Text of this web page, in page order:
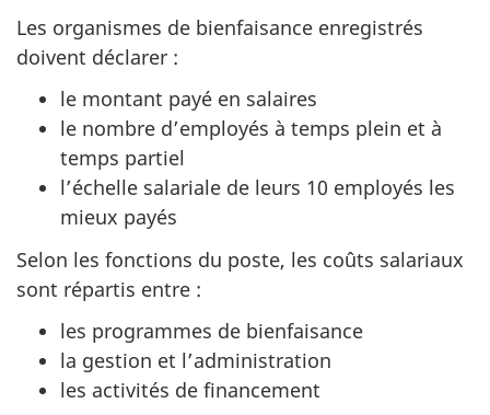
Les organismes de bienfaisance enregistrés
doivent déclarer :
le montant payé en salaires
le nombre d’employés à temps plein et à
temps partiel
l’échelle salariale de leurs 10 employés les
mieux payés
Selon les fonctions du poste, les coûts salariaux
sont répartis entre :
les programmes de bienfaisance
la gestion et l’administration
les activités de financement